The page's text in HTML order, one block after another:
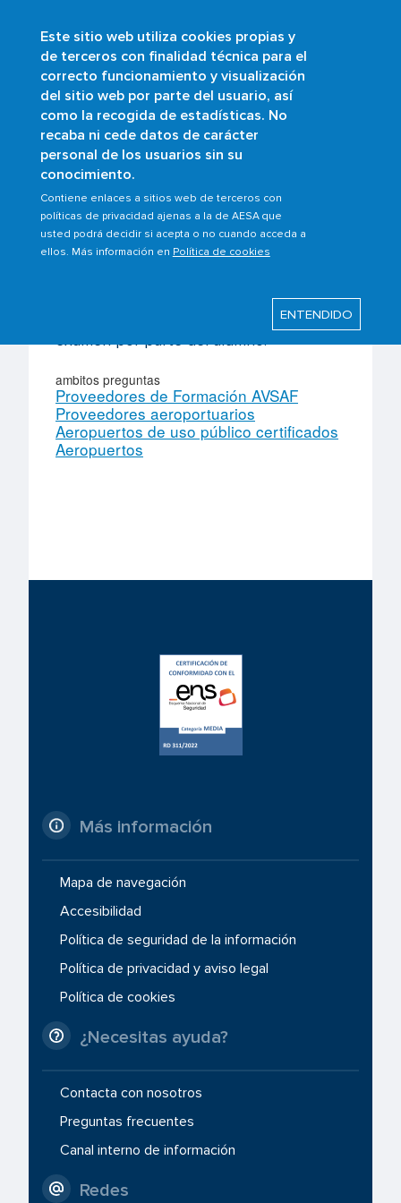
Este sitio web utiliza cookies propias y
de terceros con finalidad técnica para el
correcto funcionamiento y visualización
del sitio web por parte del usuario, así
como la recogida de estadísticas. No
recaba ni cede datos de carácter
personal de los usuarios sin su
conocimiento.
Contiene enlaces a sitios web de terceros con
políticas de privacidad ajenas a la de AESA que
usted podrá decidir si acepta o no cuando acceda a
ellos. Más información en Política de cookies
ENTENDIDO
Pasar
al
contenido
principal
Buscar
¿Quién emite la
certificación AVSAF
para peatones y
conductores?
conductores la emite la Organización de
Formación AVSAF tras la superación del
examen por parte del alumno.
ambitos preguntas
Proveedores de Formación AVSAF
Proveedores aeroportuarios
Aeropuertos de uso público certificados
Aeropuertos
Más información
Mapa de navegación
Accesibilidad
Política de seguridad de la información
Política de privacidad y aviso legal
Política de cookies
¿Necesitas ayuda?
Contacta con nosotros
Preguntas frecuentes
Canal interno de información
Redes